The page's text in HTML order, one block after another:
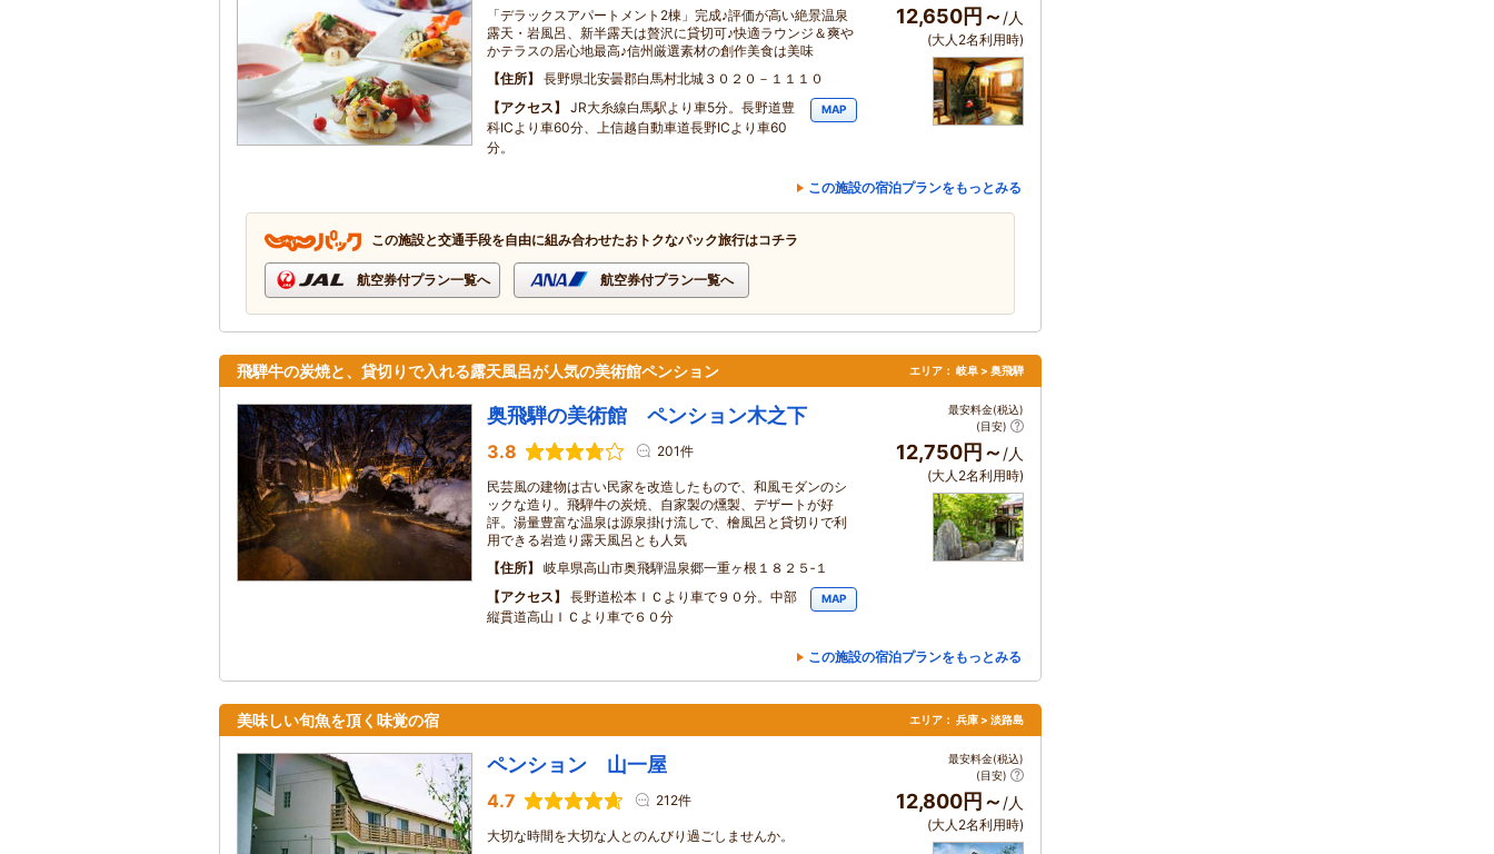
「デラックスアパートメント2棟」完成♪評価が高い絶景温泉
露天・岩風呂、新半露天は贅沢に貸切可♪快適ラウンジ＆爽や
かテラスの居心地最高♪信州厳選素材の創作美食は美味
住所
長野県北安曇郡白馬村北城３０２０－１１１０
アクセス
JR大糸線白馬駅より車5分。長野道豊
科ICより車60分、上信越自動車道長野ICより車60
分。
MAP
12,650円～/人
(大人2名利用時)
この施設の宿泊プランをもっとみる
この施設と交通手段を自由に組み合わせたおトクなパック旅行はコチラ
航空券付プラン一覧へ 航空券付プラン一覧へ
飛騨牛の炭焼と、貸切りで入れる露天風呂が人気の美術館ペンション エリア： 岐阜 > 奥飛騨
奥飛騨の美術館 ペンション木之下
3.8 201件
民芸風の建物は古い民家を改造したもので、和風モダンのシ
ックな造り。飛騨牛の炭焼、自家製の燻製、デザートが好
評。湯量豊富な温泉は源泉掛け流しで、檜風呂と貸切りで利
用できる岩造り露天風呂とも人気
住所
岐阜県高山市奥飛騨温泉郷一重ヶ根１８２５‐１
アクセス
長野道松本ＩＣより車で９０分。中部
縦貫道高山ＩＣより車で６０分
MAP
最安料金(税込)
(目安)
12,750円～ /人
(大人2名利用時)
この施設の宿泊プランをもっとみる
美味しい旬魚を頂く味覚の宿 エリア： 兵庫 > 淡路島
ペンション 山一屋
4.7 212件
大切な時間を大切な人とのんびり過ごしませんか。
最安料金(税込)
(目安)
12,800円～ /人
(大人2名利用時)